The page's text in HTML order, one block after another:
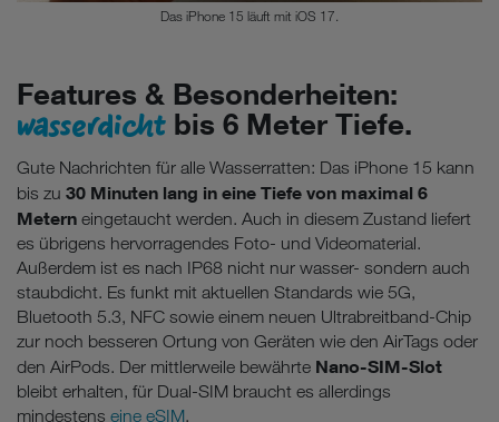
Das iPhone 15 läuft mit iOS 17.
Features & Besonderheiten:
wasserdicht bis 6 Meter Tiefe.
Gute Nachrichten für alle Wasserratten: Das iPhone 15 kann
bis zu 30 Minuten lang in eine Tiefe von maximal 6
Metern eingetaucht werden. Auch in diesem Zustand liefert
es übrigens hervorragendes Foto- und Videomaterial.
Außerdem ist es nach IP68 nicht nur wasser- sondern auch
staubdicht. Es funkt mit aktuellen Standards wie 5G,
Bluetooth 5.3, NFC sowie einem neuen Ultrabreitband-Chip
zur noch besseren Ortung von Geräten wie den AirTags oder
den AirPods. Der mittlerweile bewährte Nano-SIM-Slot
bleibt erhalten, für Dual-SIM braucht es allerdings
mindestens eine eSIM.